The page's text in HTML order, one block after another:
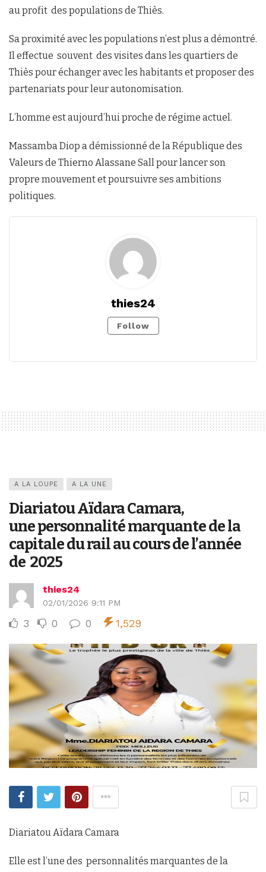
au profit des populations de Thiès.
Sa proximité avec les populations n’est plus a démontré.
Il effectue souvent des visites dans les quartiers de
Thiès pour échanger avec les habitants et proposer des
partenariats pour leur autonomisation.
L’homme est aujourd’hui proche de régime actuel.
Massamba Diop a démissionné de la République des
Valeurs de Thierno Alassane Sall pour lancer son
propre mouvement et poursuivre ses ambitions
politiques.
thies24
Follow
A LA LOUPE A LA UNE
Diariatou Aïdara Camara,
une personnalité marquante de la
capitale du rail au cours de l’année
de 2025
thies24
02/01/2026 9:11 PM
3 0 0 1,529
Diariatou Aïdara Camara
Elle est l’une des personnalités marquantes de la